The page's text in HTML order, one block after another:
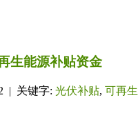
生能源补贴资金
| 关键字: 光伏补贴, 可再